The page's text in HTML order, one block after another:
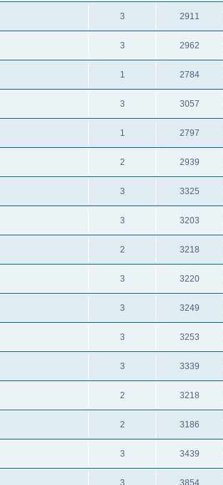
3 2911
3 2962
1 2784
3 3057
1 2797
2 2939
3 3325
3 3203
2 3218
3 3220
3 3249
3 3253
3 3339
2 3218
2 3186
3 3439
3 3854